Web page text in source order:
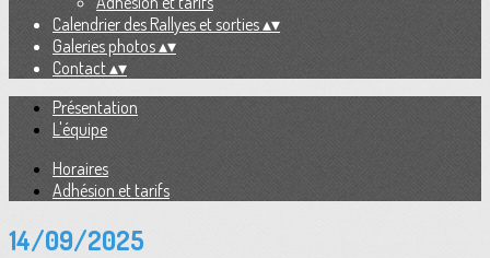
Calendrier des Rallyes et sorties▴▾
Galeries photos▴▾
Contact▴▾
Présentation
L'équipe
Horaires
Adhésion et tarifs
14/09/2025